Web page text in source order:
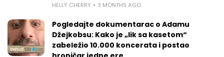
HELLY CHERRY 3 MONTHS AGO
Pogledajte dokumentarac o Adamu
Džejkobsu: Kako je „lik sa kasetom“
zabeležio 10.000 koncerata i postao